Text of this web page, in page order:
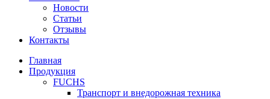
Новости
Статьи
Отзывы
Контакты
Главная
Продукция
FUCHS
Транспорт и внедорожная техника